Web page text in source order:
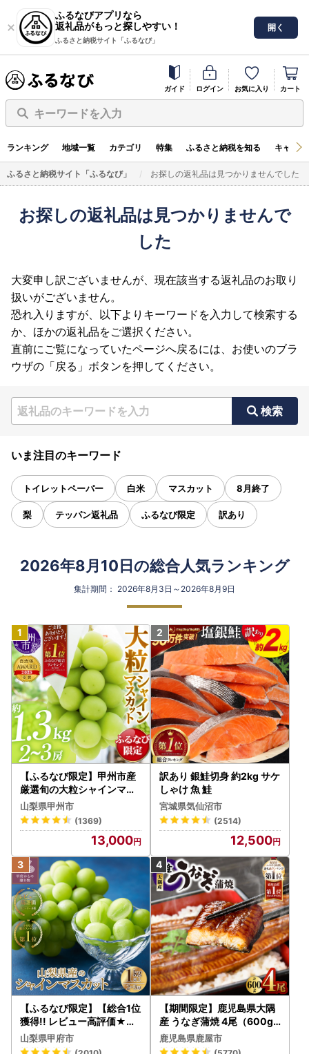
ふるなびアプリなら
返礼品がもっと探しやすい！
ふるさと納税サイト「ふるなび」
開く
ガイド ログイン お気に入り カート
キーワードを入力
ランキング 地域一覧 カテゴリ 特集 ふるさと納税を知る キャン
ふるさと納税サイト「ふるなび」 お探しの返礼品は見つかりませんでした
お探しの返礼品は見つかりませんで
した
大変申し訳ございませんが、現在該当する返礼品のお取り
扱いがございません。
恐れ入りますが、以下よりキーワードを入力して検索する
か、ほかの返礼品をご選択ください。
直前にご覧になっていたページへ戻るには、お使いのブラ
ウザの「戻る」ボタンを押してください。
検索
いま注目のキーワード
トイレットペーパー 白米 マスカット 8月終了
梨 テッパン返礼品 ふるなび限定 訳あり
2026年8月10日の総合人気ランキング
集計期間： 2026年8月3日～2026年8月9日
【ふるなび限定】甲州市産
厳選旬の大粒シャインマス
カット 約1.3kg 2～3房【2
026年発送】（MG）B12-
472 FN-Limited-VO シャ
インマスカット フルーツ
山梨県甲州市
(1369)
13,000
訳あり 銀鮭切身 約2kg サケ
しゃけ 魚 鮭
宮城県気仙沼市
(2514)
12,500
【ふるなび限定】【総合1位
獲得!! レビュー高評価★】
〈2026年度配送分〉山梨
県産 シャインマスカット 2
山梨県甲府市
【期間限定】鹿児島県大隅
産 うなぎ蒲焼 4尾（600g
） KN007-004-04-cp18
うなぎ 鰻 魚 惣菜 総菜
鹿児島県鹿屋市